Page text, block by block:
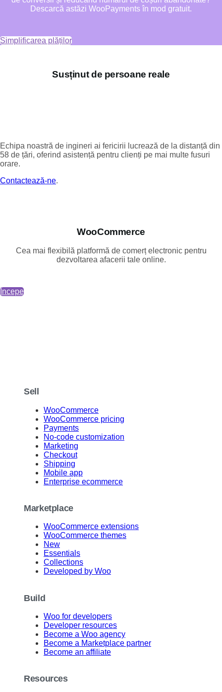
Descarcă astăzi WooPayments în mod gratuit.
Simplificarea plăților
Susținut de persoane reale
Echipa noastră de ingineri ai fericirii lucrează de la distanță din
58 de țări, oferind asistență pentru clienți pe mai multe fusuri
orare.
Contactează-ne.
WooCommerce
Cea mai flexibilă platformă de comerț electronic pentru
dezvoltarea afacerii tale online.
Începe
Sell
WooCommerce
WooCommerce pricing
Payments
No-code customization
Marketing
Checkout
Shipping
Mobile app
Enterprise ecommerce
Marketplace
WooCommerce extensions
WooCommerce themes
New
Essentials
Collections
Developed by Woo
Build
Woo for developers
Developer resources
Become a Woo agency
Become a Marketplace partner
Become an affiliate
Resources